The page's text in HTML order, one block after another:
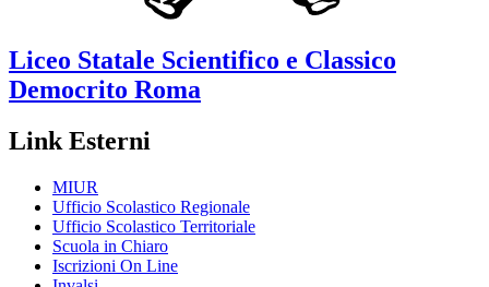
Liceo Statale Scientifico e Classico
Democrito Roma
Link Esterni
MIUR
Ufficio Scolastico Regionale
Ufficio Scolastico Territoriale
Scuola in Chiaro
Iscrizioni On Line